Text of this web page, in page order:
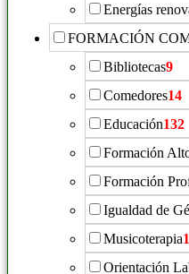
Energías
FORMACIÓN
Bibliotecas9
Comedores14
Educación132
Formación
Formación
Igualdad de
Musicoterapia1
Orientación